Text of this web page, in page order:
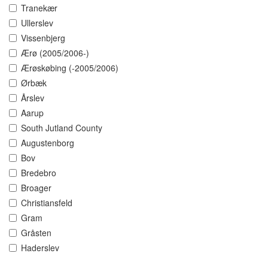
Tranekær
Ullerslev
Vissenbjerg
Ærø (2005/2006-)
Ærøskøbing (-2005/2006)
Ørbæk
Årslev
Aarup
South Jutland County
Augustenborg
Bov
Bredebro
Broager
Christiansfeld
Gram
Gråsten
Haderslev